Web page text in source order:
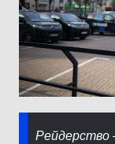
Рейдерство